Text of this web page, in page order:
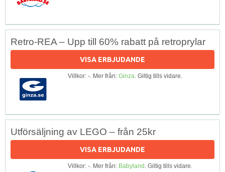
Retro-REA – Upp till 60% rabatt på retroprylar
VISA ERBJUDANDE
Villkor: -. Mer från: Ginza. Giltig tills vidare.
Utförsäljning av LEGO – från 25kr
VISA ERBJUDANDE
Villkor: -. Mer från: Babyland. Giltig tills vidare.